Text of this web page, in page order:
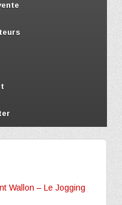
Wallon – Le Jogging